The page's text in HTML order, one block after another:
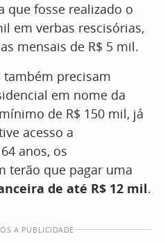
que fosse realizado o
em verbas rescisórias,
mensais de R$ 5 mil.
também precisam
em nome da
de R$ 150 mil, já
acesso a
anos, os
terão que pagar uma
de até R$ 12 mil.
A PUBLICIDADE